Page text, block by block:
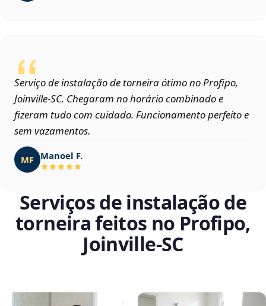
Serviço de instalação de torneira ótimo no Profipo,
Joinville‑SC. Chegaram no horário combinado e
fizeram tudo com cuidado. Funcionamento perfeito e
sem vazamentos.
MF Manoel F.
Serviços de instalação de
torneira feitos no Profipo,
Joinville‑SC